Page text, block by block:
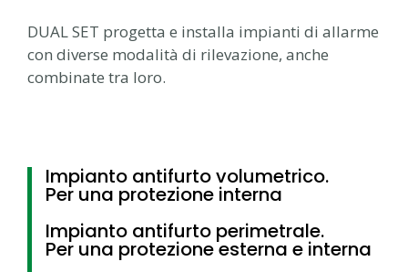
DUAL SET progetta e installa impianti di allarme
con diverse modalità di rilevazione, anche
combinate tra loro.
Impianto antifurto volumetrico.
Per una protezione interna
Impianto antifurto perimetrale.
Per una protezione esterna e interna